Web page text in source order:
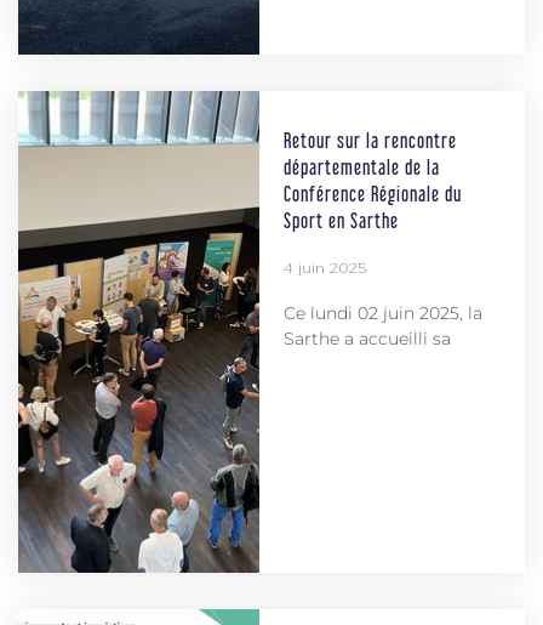
Retour sur la rencontre
départementale de la
Conférence Régionale du
Sport en Sarthe
4 juin 2025
Ce lundi 02 juin 2025, la
Sarthe a accueilli sa